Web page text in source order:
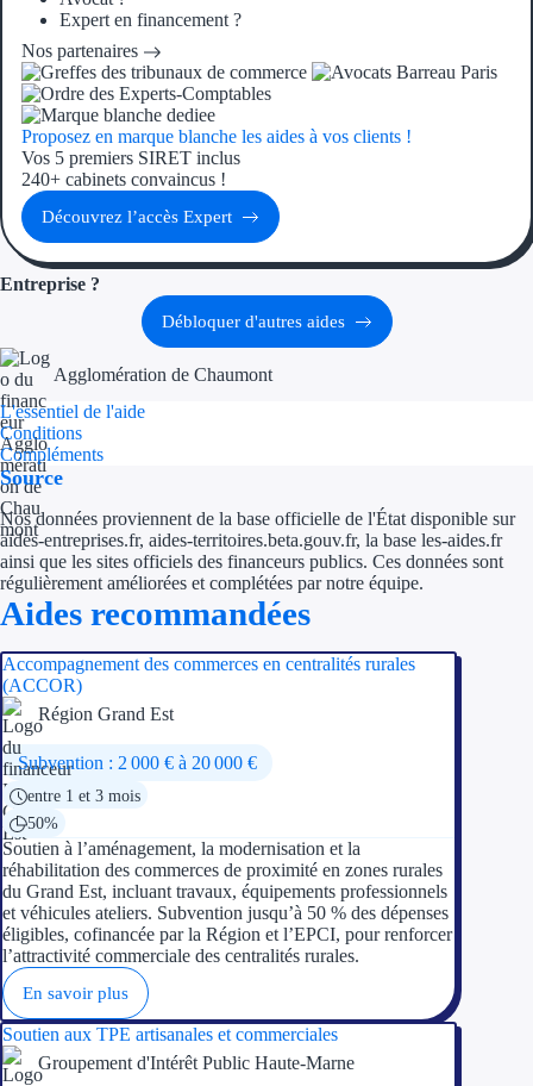
Couvertures
Aides Nationales
Accompagnement
Ressources
Contactez-nous
Expert en financement ?
Nos partenaires
Proposez en marque blanche les aides à vos clients !
Vos 5 premiers SIRET inclus
240+ cabinets convaincus !
Découvrez l’accès Expert
Entreprise ?
Débloquer d'autres aides
Agglomération de Chaumont
L'essentiel de l'aide
Conditions
Compléments
Source
Nos données proviennent de la base officielle de l'État disponible sur
aides-entreprises.fr, aides-territoires.beta.gouv.fr, la base les-aides.fr
ainsi que les sites officiels des financeurs publics. Ces données sont
régulièrement améliorées et complétées par notre équipe.
Aides recommandées
Accompagnement des commerces en centralités rurales
(ACCOR)
Région Grand Est
Subvention : 2 000 € à 20 000 €
entre 1 et 3 mois
50%
Soutien à l’aménagement, la modernisation et la
réhabilitation des commerces de proximité en zones rurales
du Grand Est, incluant travaux, équipements professionnels
et véhicules ateliers. Subvention jusqu’à 50 % des dépenses
éligibles, cofinancée par la Région et l’EPCI, pour renforcer
l’attractivité commerciale des centralités rurales.
En savoir plus
Soutien aux TPE artisanales et commerciales
Groupement d'Intérêt Public Haute-Marne